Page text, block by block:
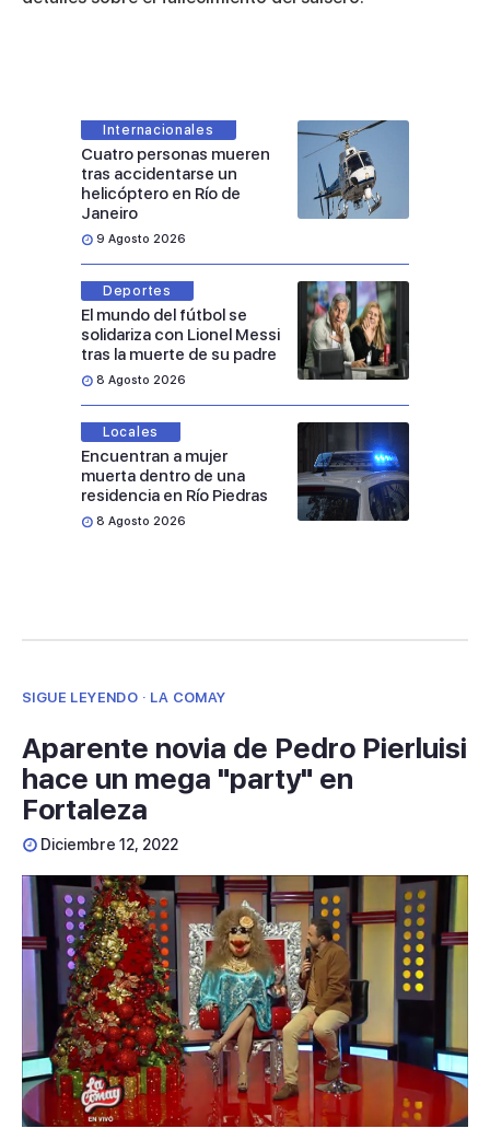
Internacionales
Cuatro personas mueren
tras accidentarse un
helicóptero en Río de
Janeiro
9 Agosto 2026
Deportes
El mundo del fútbol se
solidariza con Lionel Messi
tras la muerte de su padre
8 Agosto 2026
Locales
Encuentran a mujer
muerta dentro de una
residencia en Río Piedras
8 Agosto 2026
SIGUE LEYENDO · LA COMAY
Aparente novia de Pedro Pierluisi
hace un mega "party" en
Fortaleza
Diciembre 12, 2022